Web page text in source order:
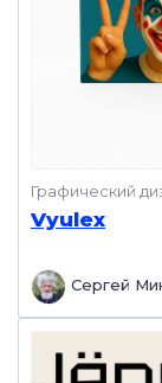
Графический
Vyulex
Сергей